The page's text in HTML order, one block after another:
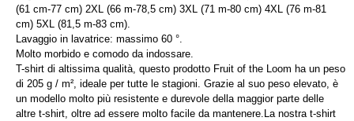
(61 cm-77 cm) 2XL (66 m-78,5 cm) 3XL (71 m-80 cm) 4XL (76 m-81
cm) 5XL (81,5 m-83 cm).
Lavaggio in lavatrice: massimo 60 °.
Molto morbido e comodo da indossare.
T-shirt di altissima qualità, questo prodotto Fruit of the Loom ha un peso
di 205 g / m², ideale per tutte le stagioni. Grazie al suo peso elevato, è
un modello molto più resistente e durevole della maggior parte delle
altre t-shirt, oltre ad essere molto facile da mantenere.La nostra t-shirt